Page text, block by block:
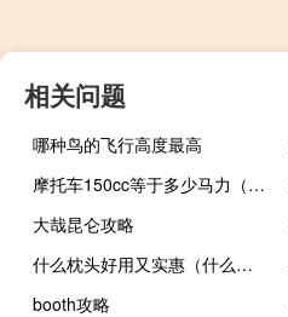
相关问题
哪种鸟的飞行高度最高
摩托车150cc等于多少马力（摩托车150cc是什么意思）
大哉昆仑攻略
什么枕头好用又实惠（什么枕头好）
booth攻略